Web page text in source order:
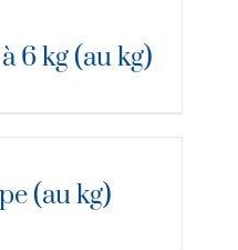
6 kg (au kg)
(au kg)